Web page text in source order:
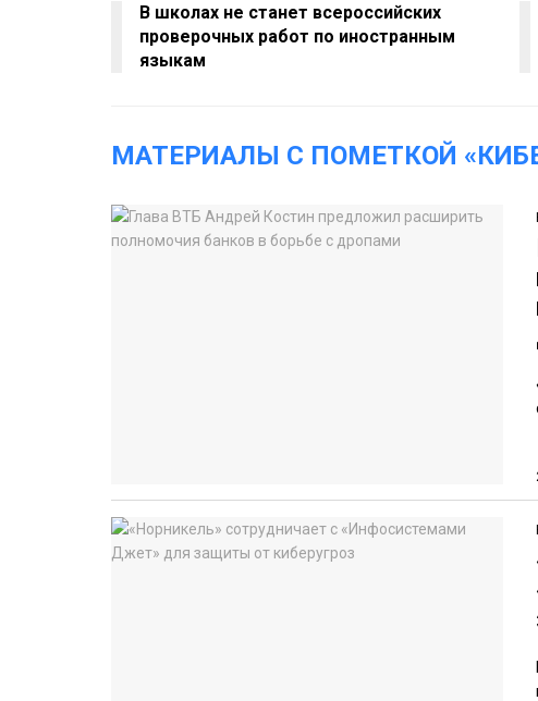
В школах не станет всероссийских
проверочных работ по иностранным
языкам
МАТЕРИАЛЫ С ПОМЕТКОЙ